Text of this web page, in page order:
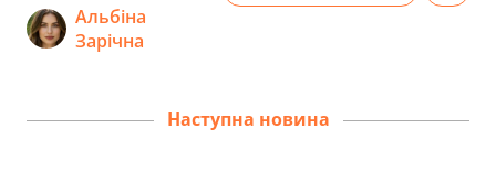
Альбіна
Зарічна
Наступна новина